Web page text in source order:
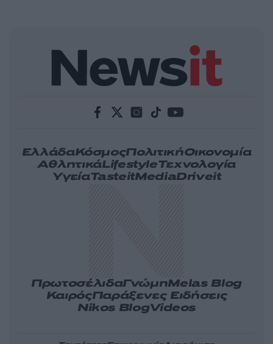
ΕλλάδαΚόσμοςΠολιτικήΟικονομία
ΑθλητικάLifestyleΤεχνολογία
ΥγείαTasteitMediaDriveit
ΠρωτοσέλιδαΓνώμηMelas Blog
ΚαιρόςΠαράξενες Ειδήσεις
Nikos BlogVideos